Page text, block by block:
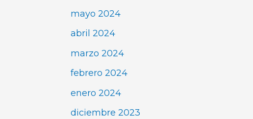
mayo 2024
abril 2024
marzo 2024
febrero 2024
enero 2024
diciembre 2023